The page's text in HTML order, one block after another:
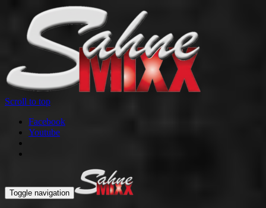
Scroll to top
Facebook
Youtube
Toggle navigation